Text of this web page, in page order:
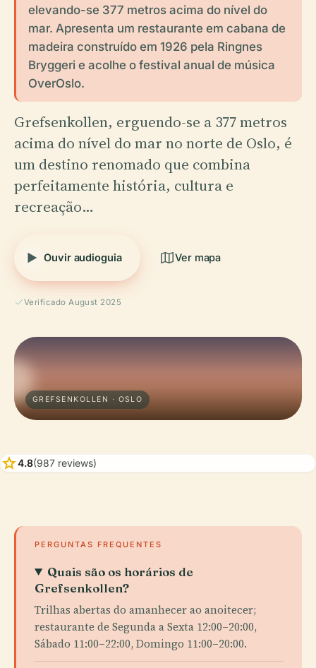
elevando-se 377 metros acima do nível do
mar. Apresenta um restaurante em cabana de
madeira construído em 1926 pela Ringnes
Bryggeri e acolhe o festival anual de música
OverOslo.
Grefsenkollen, erguendo-se a 377 metros
acima do nível do mar no norte de Oslo, é
um destino renomado que combina
perfeitamente história, cultura e
recreação…
Ouvir audioguia Ver mapa
Verificado August 2025
GREFSENKOLLEN · OSLO
star4.8(987 reviews)
PERGUNTAS FREQUENTES
Quais são os horários de
Grefsenkollen?
Trilhas abertas do amanhecer ao anoitecer;
restaurante de Segunda a Sexta 12:00–20:00,
Sábado 11:00–22:00, Domingo 11:00–20:00.